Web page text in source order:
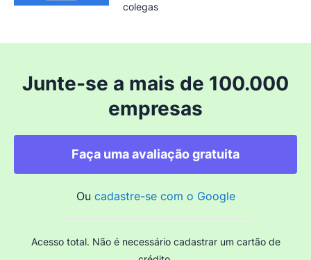
colegas
Junte-se a mais de 100.000
empresas
Faça uma avaliação gratuita
Ou cadastre-se com o Google
Acesso total. Não é necessário cadastrar um cartão de